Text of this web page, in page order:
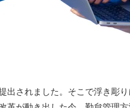
されました。そこで浮き彫